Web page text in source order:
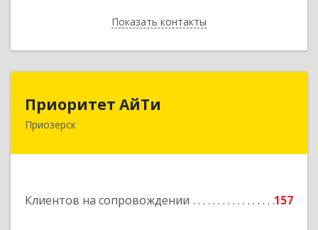
Показать контакты
Назад
Приоритет АйТи
Приозерск
Клиентов на сопровождении 157
188760, Ленинградская обл, Приозерский р-н,
Подробнее